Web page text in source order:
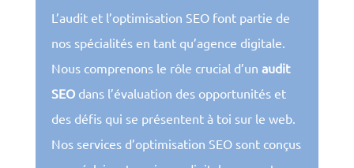
L’audit et l’optimisation SEO font partie de
nos spécialités en tant qu’agence digitale.
Nous comprenons le rôle crucial d’un audit
SEOdans l’évaluation des opportunités et
des défis qui se présentent à toi sur le web.
Nos services d’optimisation SEO sont conçus